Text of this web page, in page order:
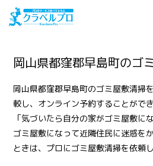
岡山県都窪郡早島町のゴ
岡山県都窪郡早島町のゴミ屋敷清掃
較し、オンライン予約することができ
「気づいたら自分の家がゴミ屋敷に
ゴミ屋敷になって近隣住民に迷惑を
ときは、プロにゴミ屋敷清掃を依頼し